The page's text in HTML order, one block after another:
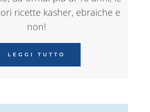
ricette kasher, ebraiche e
non!
LEGGI TUTTO